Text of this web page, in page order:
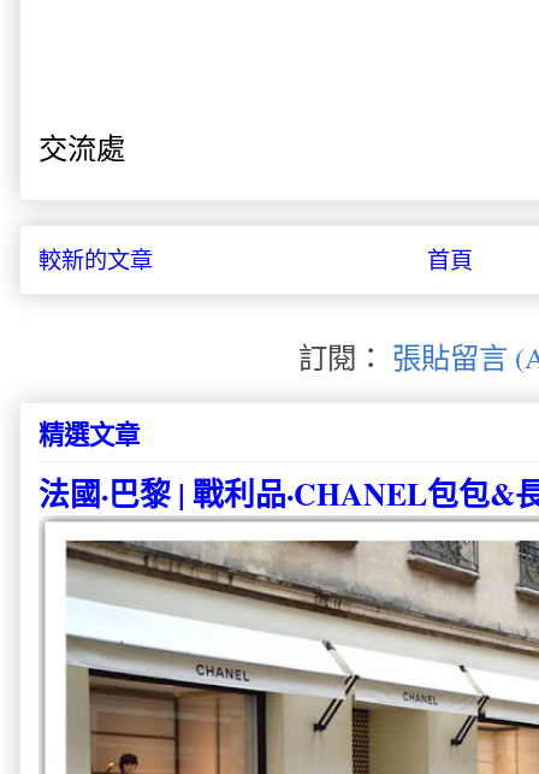
交流處
較新的文章 首頁
訂閱： 張貼留言
精選文章
法國·巴黎 | 戰利品·CHANEL包包&